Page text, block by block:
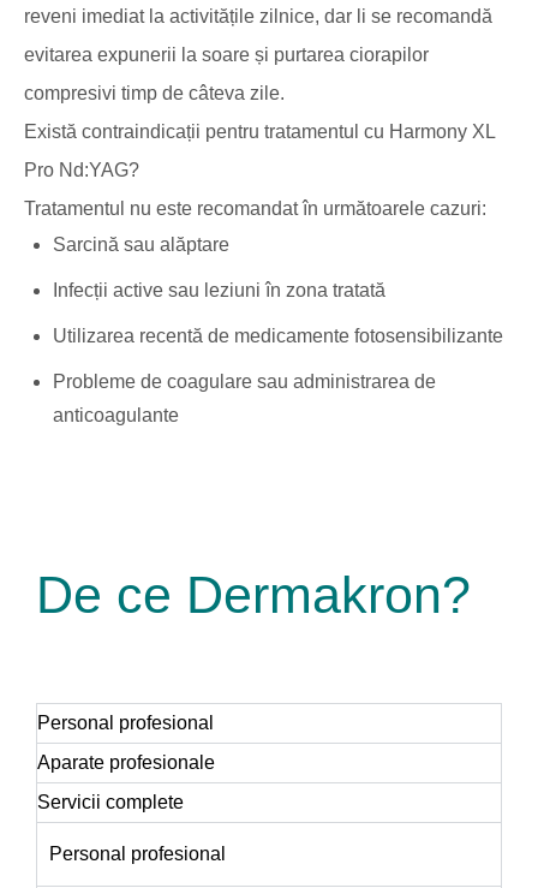
reveni imediat la activitățile zilnice, dar li se recomandă
evitarea expunerii la soare și purtarea ciorapilor
compresivi timp de câteva zile.
Există contraindicații pentru tratamentul cu Harmony XL
Pro Nd:YAG?
Tratamentul nu este recomandat în următoarele cazuri:
Sarcină sau alăptare
Infecții active sau leziuni în zona tratată
Utilizarea recentă de medicamente fotosensibilizante
Probleme de coagulare sau administrarea de
anticoagulante
De ce Dermakron?
Personal profesional
Aparate profesionale
Servicii complete
Personal profesional